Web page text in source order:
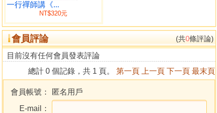
一行禪師講《...
NT$320元
會員評論 (共0條評論)
目前沒有任何會員發表評論
總計 0 個記錄，共 1 頁。 第一頁 上一頁 下一頁 最末頁
會員帳號：
匿名用戶
E-mail：